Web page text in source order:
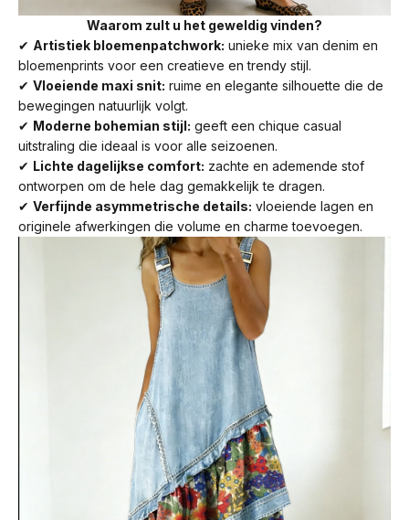
Waarom zult u het geweldig vinden?
✔ Artistiek bloemenpatchwork: unieke mix van denim en
bloemenprints voor een creatieve en trendy stijl.
✔ Vloeiende maxi snit: ruime en elegante silhouette die de
bewegingen natuurlijk volgt.
✔ Moderne bohemian stijl: geeft een chique casual
uitstraling die ideaal is voor alle seizoenen.
✔ Lichte dagelijkse comfort: zachte en ademende stof
ontworpen om de hele dag gemakkelijk te dragen.
✔ Verfijnde asymmetrische details: vloeiende lagen en
originele afwerkingen die volume en charme toevoegen.